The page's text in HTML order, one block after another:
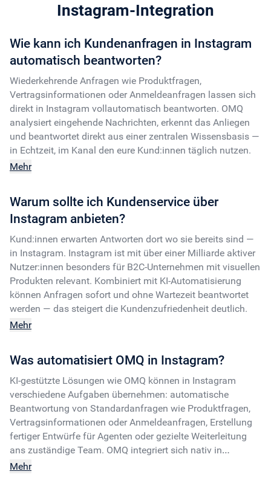
Instagram-Integration
Wie kann ich Kundenanfragen in Instagram
automatisch beantworten?
Wiederkehrende Anfragen wie Produktfragen,
Vertragsinformationen oder Anmeldeanfragen lassen sich
direkt in Instagram vollautomatisch beantworten. OMQ
analysiert eingehende Nachrichten, erkennt das Anliegen
und beantwortet direkt aus einer zentralen Wissensbasis —
in Echtzeit, im Kanal den eure Kund:innen täglich nutzen.
Mehr
Warum sollte ich Kundenservice über
Instagram anbieten?
Kund:innen erwarten Antworten dort wo sie bereits sind —
in Instagram. Instagram ist mit über einer Milliarde aktiver
Nutzer:innen besonders für B2C-Unternehmen mit visuellen
Produkten relevant. Kombiniert mit KI-Automatisierung
können Anfragen sofort und ohne Wartezeit beantwortet
werden — das steigert die Kundenzufriedenheit deutlich.
Mehr
Was automatisiert OMQ in Instagram?
KI-gestützte Lösungen wie OMQ können in Instagram
verschiedene Aufgaben übernehmen: automatische
Beantwortung von Standardanfragen wie Produktfragen,
Vertragsinformationen oder Anmeldeanfragen, Erstellung
fertiger Entwürfe für Agenten oder gezielte Weiterleitung
ans zuständige Team. OMQ integriert sich nativ in
Instagram und arbeitet direkt aus einer zentralen
Mehr